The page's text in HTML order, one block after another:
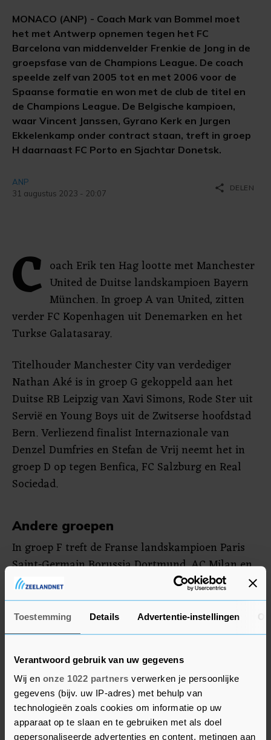
Toestemming Details Advertentie-instellingen
Verantwoord gebruik van uw gegevens
Wij en onze 1022 partners verwerken je persoonlijke
gegevens (bijv. uw IP-adres) met behulp van
technologieën zoals cookies om informatie op uw
apparaat op te slaan en te gebruiken met als doel
gepersonaliseerde advertenties en content, metingen aan
MONACO (ANP) - Coach Mark van Bommel moet
het met Antwerp opnemen tegen het FC
Barcelona van middenvelder Frenkie de Jong in de
groepsfase van de Champions League. De coach
speelde zelf van 2005 tot en met 2006 voor de
Spaanse formatie en won met de club de titel en
de Champions League. De Belgische kampioen,
waar Vincent Janssen, Gyrano Kerk en Jurgen
Ekkelenkamp onder contract staan, treft in groep
H daarnaast FC Porto en Sjachtar Donetsk.
ANP
31 augustus 2023 - 20:07
share DELEN
C oach Erik ten Hag lootte met Manchester
United de Duitse landskampioen Bayern
München. In groep A van United, zitten
verder FC Kopenhagen uit Denemarken en het
Turkse Galatasaray.
Titelhouder Manchester City van verdediger
Nathan Aké is in groep G gekoppeld aan het
Duitse RB Leipzig van Xavi Simons, Rode Ster uit
Servië en Young Boys uit de Zwitserse hoofdstad
Bern. Verliezend finalist Internazionale van
Denzel Dumfries en Stefan de Vrij neemt het in
groep D op tegen Benfica, FC Salzburg en Real
Sociedad.
Andere groepen
In groep F treft de Franse landskampioen Paris
Saint-Germain Borussia Dortmund, AC Milan en
Newcastle United. Bij de Duitsers speelt Donyell
Malen, bij Milan Tijjani Reijnders en bij Newcastle
Sven Botman.
met Danilho Doekhi en Sheraldo Becker op tegen
de Italiaanse kampioen Napoli, Real Madrid en
SC Braga.